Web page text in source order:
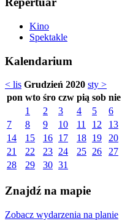
Kino
Spektakle
Kalendarium
< lis Grudzień 2020 sty >
pon wto śro czw pią sob nie
1
2 3 4 5
6
7
8 9 10 11 12
13
14
15 16 17 18 19
20
21
22 23 24 25 26
27
28
29 30 31
Znajdź na mapie
Zobacz wydarzenia na planie